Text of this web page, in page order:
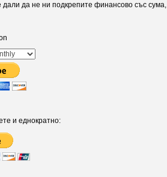
да не ни подкрепите финансово със сума,
и еднократно: